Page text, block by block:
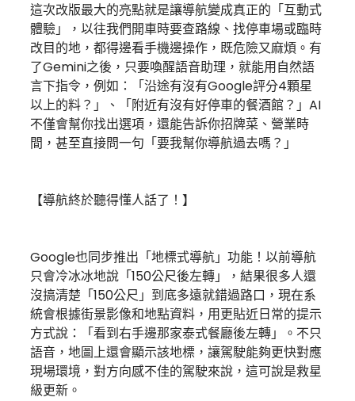
這次改版最大的亮點就是讓導航變成真正的「互動式
體驗」，以往我們開車時要查路線、找停車場或臨時
改目的地，都得邊看手機邊操作，既危險又麻煩。有
了Gemini之後，只要喚醒語音助理，就能用自然語
言下指令，例如：「沿途有沒有Google評分4顆星
以上的料？」、「附近有沒有好停車的餐酒館？」AI
不僅會幫你找出選項，還能告訴你招牌菜、營業時
間，甚至直接問一句「要我幫你導航過去嗎？」
【導航終於聽得懂人話了！】
Google也同步推出「地標式導航」功能！以前導航
只會冷冰冰地說「150公尺後左轉」，結果很多人還
沒搞清楚「150公尺」到底多遠就錯過路口，現在系
統會根據街景影像和地點資料，用更貼近日常的提示
方式說：「看到右手邊那家泰式餐廳後左轉」。不只
語音，地圖上還會顯示該地標，讓駕駛能夠更快對應
現場環境，對方向感不佳的駕駛來說，這可說是救星
級更新。